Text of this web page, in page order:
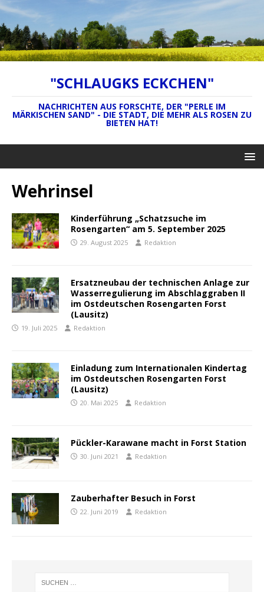
"SCHLAUGKS ECKCHEN"
NACHRICHTEN AUS FORSCHTE, DER "PERLE IM
MÄRKISCHEN SAND" - DIE STADT, DIE MEHR ALS ROSEN ZU
BIETEN HAT!
Wehrinsel
Kinderführung „Schatzsuche im
Rosengarten“ am 5. September 2025
29. August 2025 Redaktion
Ersatzneubau der technischen Anlage zur
Wasserregulierung im Abschlaggraben II
im Ostdeutschen Rosengarten Forst
(Lausitz)
19. Juli 2025 Redaktion
Einladung zum Internationalen Kindertag
im Ostdeutschen Rosengarten Forst
(Lausitz)
20. Mai 2025 Redaktion
Pückler-Karawane macht in Forst Station
30. Juni 2021 Redaktion
Zauberhafter Besuch in Forst
22. Juni 2019 Redaktion